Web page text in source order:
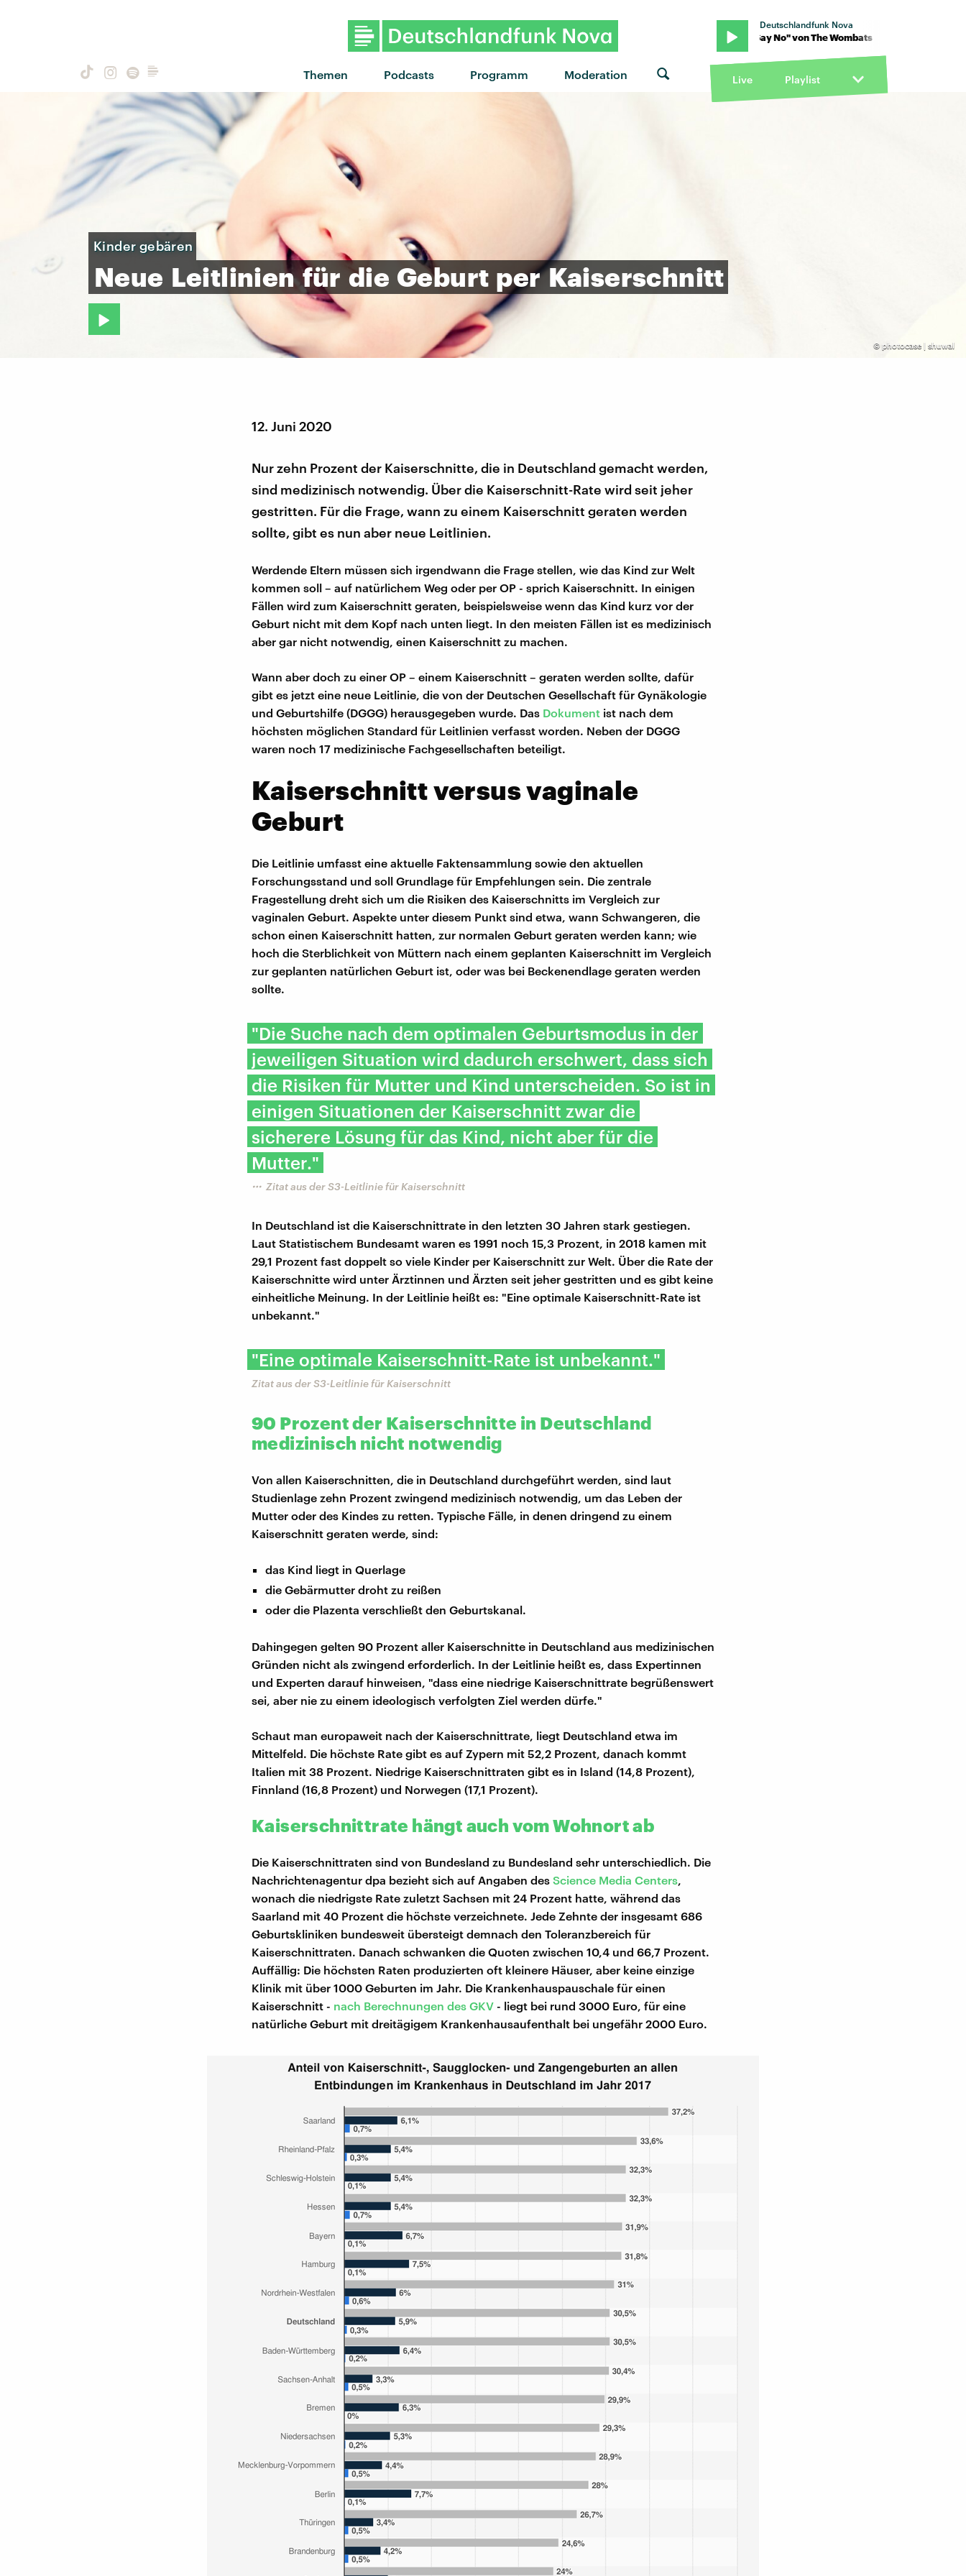
Themen Podcasts Programm Moderation
Deutschlandfunk Nova
"Can't Say No" von The Wombats · "Can't Say No" von The Wombats · "Can't Say No" von The
Live Playlist
© photocase | shuwal
Kinder gebären
Neue Leitlinien für die Geburt per Kaiserschnitt
12. Juni 2020
Nur zehn Prozent der Kaiserschnitte, die in Deutschland gemacht werden,
sind medizinisch notwendig. Über die Kaiserschnitt-Rate wird seit jeher
gestritten. Für die Frage, wann zu einem Kaiserschnitt geraten werden
sollte, gibt es nun aber neue Leitlinien.
Werdende Eltern müssen sich irgendwann die Frage stellen, wie das Kind zur Welt
kommen soll – auf natürlichem Weg oder per OP - sprich Kaiserschnitt. In einigen
Fällen wird zum Kaiserschnitt geraten, beispielsweise wenn das Kind kurz vor der
Geburt nicht mit dem Kopf nach unten liegt. In den meisten Fällen ist es medizinisch
aber gar nicht notwendig, einen Kaiserschnitt zu machen.
Wann aber doch zu einer OP – einem Kaiserschnitt – geraten werden sollte, dafür
gibt es jetzt eine neue Leitlinie, die von der Deutschen Gesellschaft für Gynäkologie
und Geburtshilfe (DGGG) herausgegeben wurde. Das Dokument ist nach dem
höchsten möglichen Standard für Leitlinien verfasst worden. Neben der DGGG
waren noch 17 medizinische Fachgesellschaften beteiligt.
Kaiserschnitt versus vaginale
Geburt
Die Leitlinie umfasst eine aktuelle Faktensammlung sowie den aktuellen
Forschungsstand und soll Grundlage für Empfehlungen sein. Die zentrale
Fragestellung dreht sich um die Risiken des Kaiserschnitts im Vergleich zur
vaginalen Geburt. Aspekte unter diesem Punkt sind etwa, wann Schwangeren, die
schon einen Kaiserschnitt hatten, zur normalen Geburt geraten werden kann; wie
hoch die Sterblichkeit von Müttern nach einem geplanten Kaiserschnitt im Vergleich
zur geplanten natürlichen Geburt ist, oder was bei Beckenendlage geraten werden
sollte.
"Die Suche nach dem optimalen Geburtsmodus in der
jeweiligen Situation wird dadurch erschwert, dass sich
die Risiken für Mutter und Kind unterscheiden. So ist in
einigen Situationen der Kaiserschnitt zwar die
sicherere Lösung für das Kind, nicht aber für die
Mutter."
Zitat aus der S3-Leitlinie für Kaiserschnitt
In Deutschland ist die Kaiserschnittrate in den letzten 30 Jahren stark gestiegen.
Laut Statistischem Bundesamt waren es 1991 noch 15,3 Prozent, in 2018 kamen mit
29,1 Prozent fast doppelt so viele Kinder per Kaiserschnitt zur Welt. Über die Rate der
Kaiserschnitte wird unter Ärztinnen und Ärzten seit jeher gestritten und es gibt keine
einheitliche Meinung. In der Leitlinie heißt es: "Eine optimale Kaiserschnitt-Rate ist
unbekannt."
"Eine optimale Kaiserschnitt-Rate ist unbekannt."
Zitat aus der S3-Leitlinie für Kaiserschnitt
90 Prozent der Kaiserschnitte in Deutschland
medizinisch nicht notwendig
Von allen Kaiserschnitten, die in Deutschland durchgeführt werden, sind laut
Studienlage zehn Prozent zwingend medizinisch notwendig, um das Leben der
Mutter oder des Kindes zu retten. Typische Fälle, in denen dringend zu einem
Kaiserschnitt geraten werde, sind:
das Kind liegt in Querlage
die Gebärmutter droht zu reißen
oder die Plazenta verschließt den Geburtskanal.
Dahingegen gelten 90 Prozent aller Kaiserschnitte in Deutschland aus medizinischen
Gründen nicht als zwingend erforderlich. In der Leitlinie heißt es, dass Expertinnen
und Experten darauf hinweisen, "dass eine niedrige Kaiserschnittrate begrüßenswert
sei, aber nie zu einem ideologisch verfolgten Ziel werden dürfe."
Schaut man europaweit nach der Kaiserschnittrate, liegt Deutschland etwa im
Mittelfeld. Die höchste Rate gibt es auf Zypern mit 52,2 Prozent, danach kommt
Italien mit 38 Prozent. Niedrige Kaiserschnittraten gibt es in Island (14,8 Prozent),
Finnland (16,8 Prozent) und Norwegen (17,1 Prozent).
Kaiserschnittrate hängt auch vom Wohnort ab
Die Kaiserschnittraten sind von Bundesland zu Bundesland sehr unterschiedlich. Die
Nachrichtenagentur dpa bezieht sich auf Angaben des Science Media Centers,
wonach die niedrigste Rate zuletzt Sachsen mit 24 Prozent hatte, während das
Saarland mit 40 Prozent die höchste verzeichnete. Jede Zehnte der insgesamt 686
Geburtskliniken bundesweit übersteigt demnach den Toleranzbereich für
Kaiserschnittraten. Danach schwanken die Quoten zwischen 10,4 und 66,7 Prozent.
Auffällig: Die höchsten Raten produzierten oft kleinere Häuser, aber keine einzige
Klinik mit über 1000 Geburten im Jahr. Die Krankenhauspauschale für einen
Kaiserschnitt - nach Berechnungen des GKV - liegt bei rund 3000 Euro, für eine
natürliche Geburt mit dreitägigem Krankenhausaufenthalt bei ungefähr 2000 Euro.